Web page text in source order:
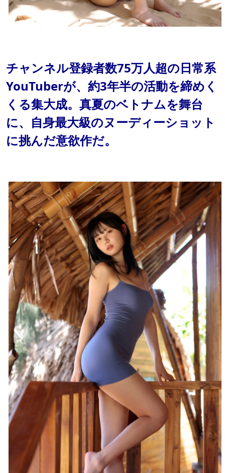
チャンネル登録者数75万人超の日常系
YouTuberが、約3年半の活動を締めく
くる集大成。真夏のベトナムを舞台
に、自身最大級のヌーディーショット
に挑んだ意欲作だ。